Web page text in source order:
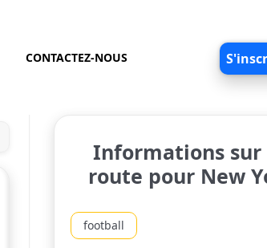
CONTACTEZ-NOUS
Informations sur
route pour New
football